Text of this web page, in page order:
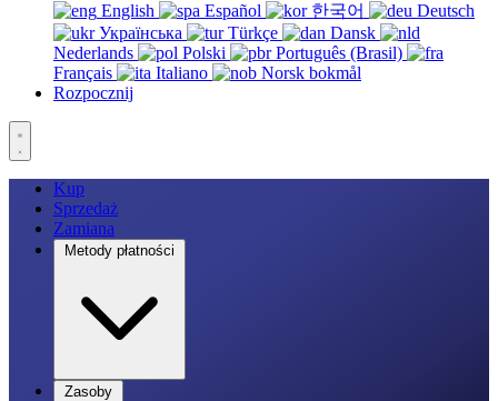
English Español 한국어
Deutsch
Українська
Türkçe
Dansk
Nederlands
Polski
Português (Brasil)
Français
Italiano
Norsk bokmål
Rozpocznij
Kup
Sprzedaż
Zamiana
Metody płatności
Zasoby